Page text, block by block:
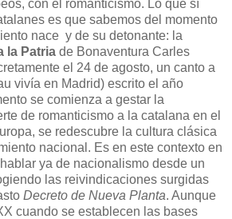
con el romanticismo. Lo que sí
es que sabemos del momento
nace y de su detonante: la
la Patria de Bonaventura Carles
el 24 de agosto, un canto a
vivía en Madrid) escrito el año
se comienza a gestar la
de romanticismo a la catalana en el
se redescubre la cultura clásica
nacional. Es en este contexto en
ya de nacionalismo desde un
las reivindicaciones surgidas
Decreto de Nueva Planta. Aunque
cuando se establecen las bases